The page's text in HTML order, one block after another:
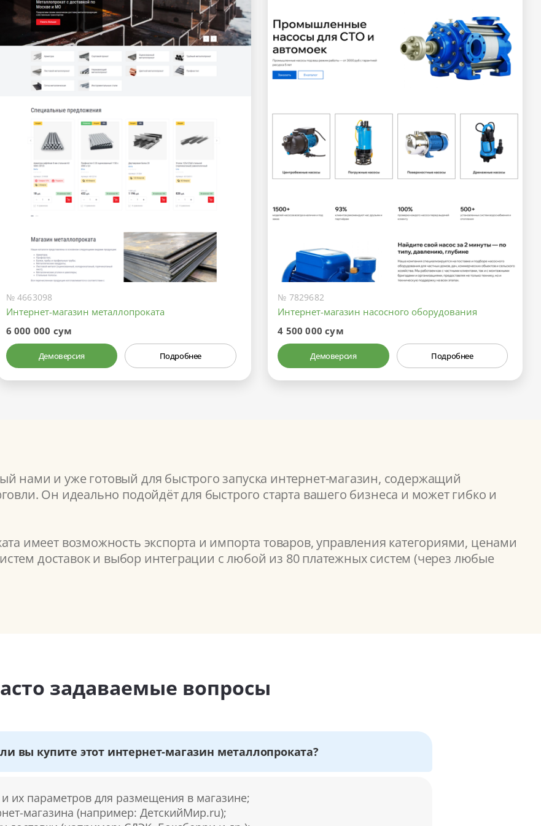
№ 4663098
Интернет-магазин металлопроката
6 000 000 сум
Демоверсия Подробнее
№ 7829682
Интернет-магазин насосного оборудования
4 500 000 сум
Демоверсия Подробнее
нами и уже готовый для быстрого запуска интернет-магазин, содержащий
Он идеально подойдёт для быстрого старта вашего бизнеса и может гибко и
имеет возможность экспорта и импорта товаров, управления категориями, ценами
доставок и выбор интеграции с любой из 80 платежных систем (через любые
задаваемые вопросы
вы купите этот интернет-магазин металлопроката?
их параметров для размещения в магазине;
магазина (например: ДетскийМир.ru);